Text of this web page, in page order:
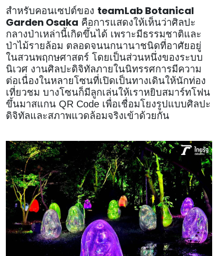
สำหรับคอนเซปต์ของ teamLab Botanical
Garden Osaka คือการแสดงให้เห็นว่าศิลปะ
กลางป่าเหล่านี้เกิดขึ้นได้ เพราะมีธรรมชาติและ
ป่าไม้รายล้อม ตลอดจนนกนานาชนิดที่อาศัยอยู่
ในสวนพฤกษศาสตร์ โดยเป็นส่วนหนึ่งของระบบ
นิเวศ งานศิลปะดิจิทัลภายในนิทรรศการมีความ
ต่อเนื่องในหลายโซนที่เปิดเป็นทางเดินให้นักท่อง
เที่ยวชม บางโซนก็มีลูกเล่นให้เราหยิบสมาร์ทโฟน
ขึ้นมาสแกน QR Code เพื่อเชื่อมโยงรูปแบบศิลปะ
ดิจิทัลและสภาพแวดล้อมจริงเข้าด้วยกัน